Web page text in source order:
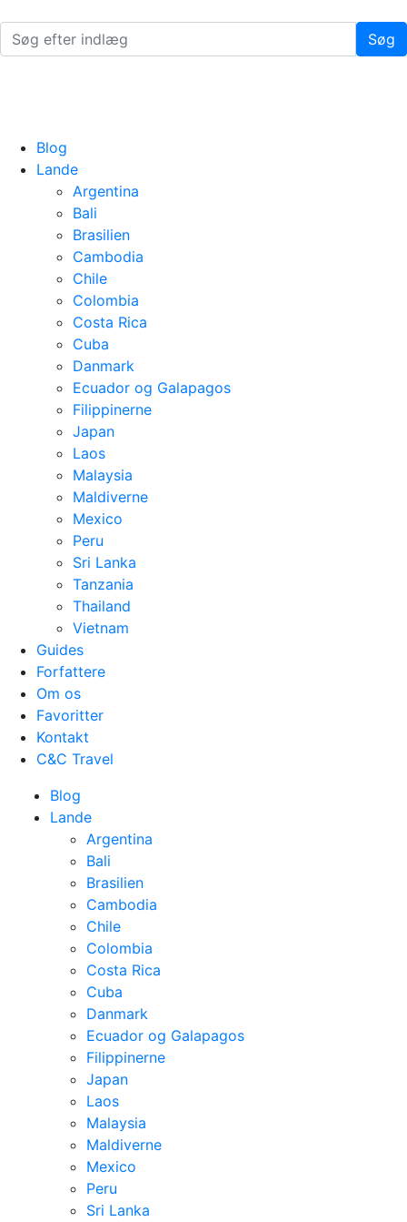
Søg
Blog
Lande
Argentina
Bali
Brasilien
Cambodia
Chile
Colombia
Costa Rica
Cuba
Danmark
Ecuador og Galapagos
Filippinerne
Japan
Laos
Malaysia
Maldiverne
Mexico
Peru
Sri Lanka
Tanzania
Thailand
Vietnam
Guides
Forfattere
Om os
Favoritter
Kontakt
C&C Travel
Blog
Lande
Argentina
Bali
Brasilien
Cambodia
Chile
Colombia
Costa Rica
Cuba
Danmark
Ecuador og Galapagos
Filippinerne
Japan
Laos
Malaysia
Maldiverne
Mexico
Peru
Sri Lanka